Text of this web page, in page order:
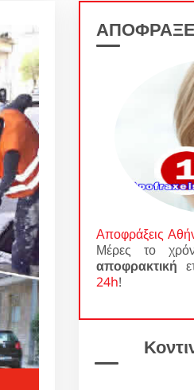
Αποφράξεις
Μέρες το
αποφρακτική
24h!